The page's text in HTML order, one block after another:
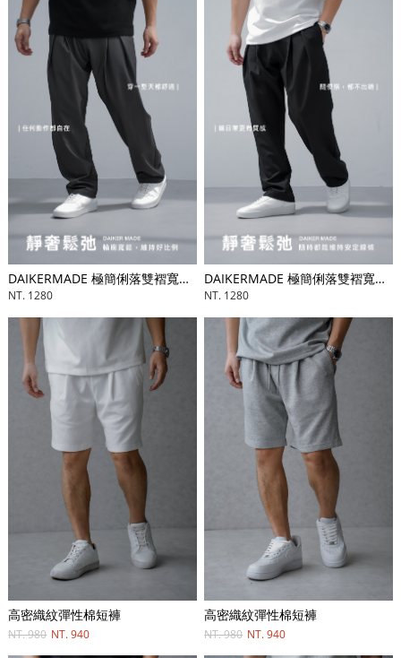
DAIKERMADE 極簡俐落雙褶寬鬆長褲
NT. 1280
DAIKERMADE 極簡俐落雙褶寬鬆長褲
NT. 1280
高密織紋彈性棉短褲
NT. 980 NT. 940
高密織紋彈性棉短褲
NT. 980 NT. 940